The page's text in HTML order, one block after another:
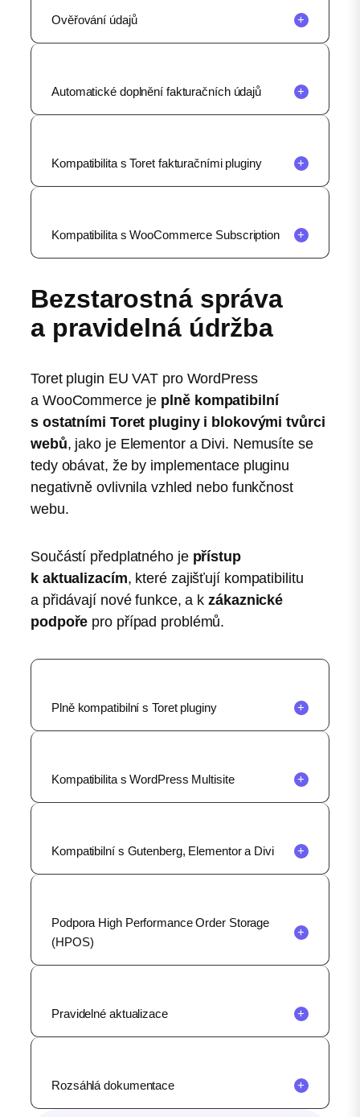
Ověřování údajů +
Automatické doplnění fakturačních údajů +
Kompatibilita s Toret fakturačními pluginy +
Kompatibilita s WooCommerce Subscription +
Bezstarostná správa
a pravidelná údržba
Toret plugin EU VAT pro WordPress
a WooCommerce je plně kompatibilní
s ostatními Toret pluginy i blokovými tvůrci
webů, jako je Elementor a Divi. Nemusíte se
tedy obávat, že by implementace pluginu
negativně ovlivnila vzhled nebo funkčnost
webu.
Součástí předplatného je přístup
k aktualizacím, které zajišťují kompatibilitu
a přidávají nové funkce, a kzákaznické
podpoře pro případ problémů.
Plně kompatibilní s Toret pluginy +
Kompatibilita s WordPress Multisite +
Kompatibilní s Gutenberg, Elementor a Divi +
Podpora High Performance Order Storage
(HPOS)
+
Pravidelné aktualizace +
Rozsáhlá dokumentace +